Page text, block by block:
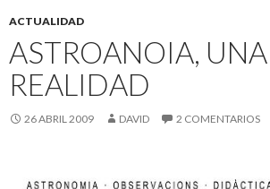
ACTUALIDAD
ASTROANOIA, UNA
REALIDAD
26 ABRIL 2009 DAVID 2 COMENTARIOS